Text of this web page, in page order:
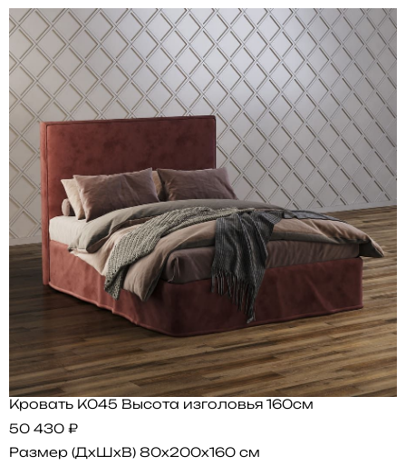
Кровать K045 Высота изголовья 160см
50 430 ₽
Размер (ДхШхВ) 80x200x160 см